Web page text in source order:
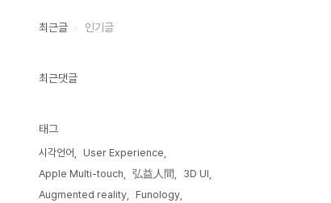
최근글 인기글
최근댓글
태그
시각언어
User Experience
Apple Multi-touch
弘益人間
3D UI
Augmented reality
Funology